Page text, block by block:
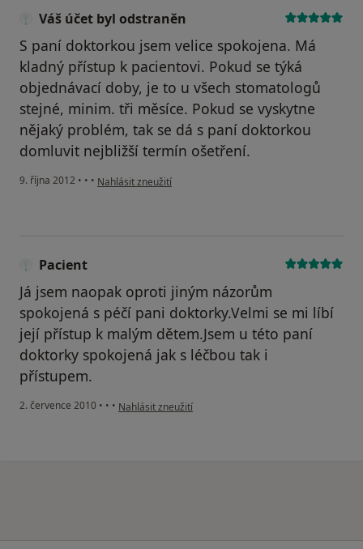
Váš účet byl odstraněn
S paní doktorkou jsem velice spokojena. Má
kladný přístup k pacientovi. Pokud se týká
objednávací doby, je to u všech stomatologů
stejné, minim. tři měsíce. Pokud se vyskytne
nějaký problém, tak se dá s paní doktorkou
domluvit nejbližší termín ošetření.
9. října 2012 • • • podle názoru uživatele Váš účet byl odstraněn
Nahlásit zneužití
Pacient
Já jsem naopak oproti jiným názorům
spokojená s péčí pani doktorky.Velmi se mi líbí
její přístup k malým dětem.Jsem u této paní
doktorky spokojená jak s léčbou tak i
přístupem.
2. července 2010 • • • podle názoru uživatele Pacient
Nahlásit zneužití